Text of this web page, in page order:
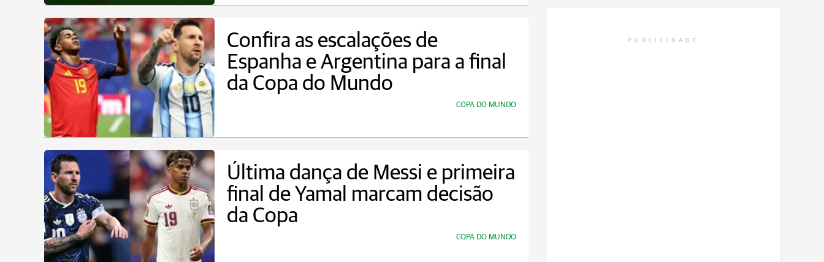
Confira as escalações de
Espanha e Argentina para a final
da Copa do Mundo
COPA DO MUNDO
Última dança de Messi e primeira
final de Yamal marcam decisão
da Copa
COPA DO MUNDO
PUBLICIDADE